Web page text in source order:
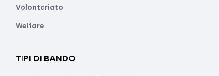
Volontariato
Welfare
TIPI DI BANDO